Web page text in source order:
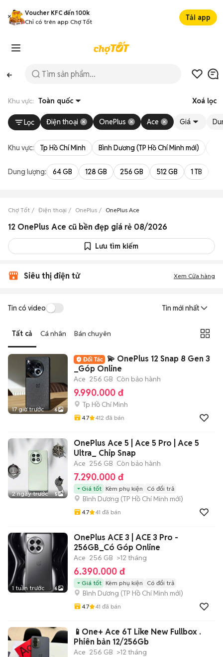
Voucher KFC đến 100k
Chỉ có trên app Chợ Tốt
Tải app
Khu vực: Toàn quốc Xoá lọc
Lọc Điện thoại OnePlus Ace Giá
Khu vực: Tp Hồ Chí Minh Bình Dương (TP Hồ Chí Minh mới)
Dung lượng: 64 GB 128 GB 256 GB 512 GB 1 TB
Chợ Tốt Điện thoại OnePlus OnePlus Ace
12 OnePlus Ace cũ bền đẹp giá rẻ 08/2026
Lưu tìm kiếm
Siêu thị điện tử Xem Cửa hàng
Tin có video Tin mới nhất
Tất cả Cá nhân Bán chuyên
17 giờ trước 6
💫 OnePlus 12 Snap 8 Gen 3
_Góp Online
Ace 256 GB Còn bảo hành
9.990.000 đ
Tp Hồ Chí Minh
4.7 412 đã bán
2 ngày trước 5
OnePlus Ace 5 | Ace 5 Pro | Ace 5
Ultra_ Chip Snap
Ace 256 GB Còn bảo hành
7.290.000 đ
Giá tốt Kèm phụ kiện Có đổi trả
Bình Dương (TP Hồ Chí Minh mới)
4.7 41 đã bán
1 tuần trước 6
OnePlus ACE 3 | ACE 3 Pro -
256GB_Có Góp Online
Ace 256 GB >12 tháng
6.390.000 đ
Giá tốt Kèm phụ kiện Có đổi trả
Bình Dương (TP Hồ Chí Minh mới)
4.7 41 đã bán
📱One+ Ace 6T Like New Fullbox .
Phiên bản 12/256Gb
Ace 256 GB >12 tháng